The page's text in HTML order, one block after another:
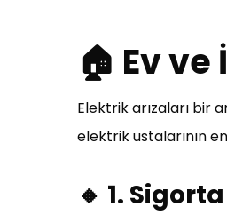
🏠 Ev
Elektrik arızaları bir
elektrik ustalarının
🔸 1.